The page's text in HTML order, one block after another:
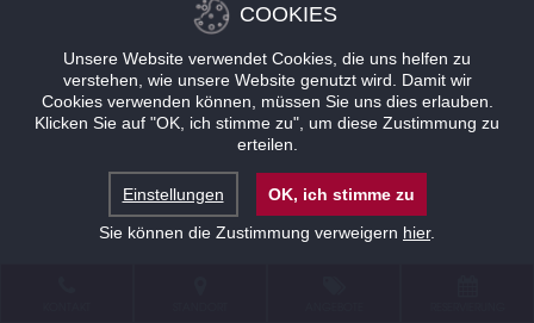
COOKIES
Unsere Website verwendet Cookies, die uns helfen zu
verstehen, wie unsere Website genutzt wird. Damit wir
Cookies verwenden können, müssen Sie uns dies erlauben.
Klicken Sie auf "OK, ich stimme zu", um diese Zustimmung zu
erteilen.
Einstellungen
OK, ich stimme zu
Sie können die Zustimmung verweigern hier.